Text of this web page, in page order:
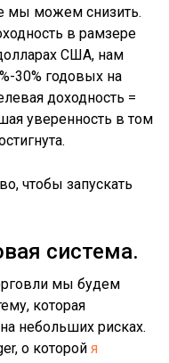
мы можем снизить.
в рамзере
США, нам
30% годовых на
доходность =
уверенность в том
чтобы запускать
система.
мы будем
которая
небольших рисках.
о которойя